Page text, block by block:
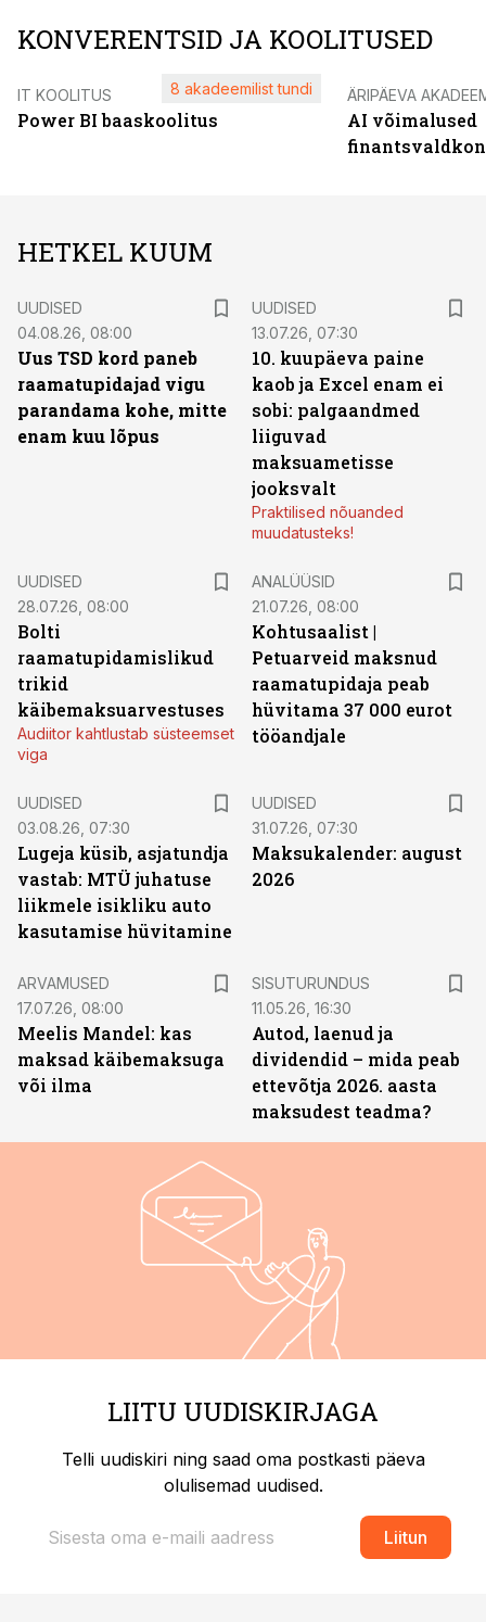
KONVERENTSID JA KOOLITUSED
IT KOOLITUS
Power BI baaskoolitus
8 akadeemilist tundi ÄRIPÄEVA
AI võimalused
HETKEL KUUM
UUDISED
04.08.26, 08:00
Uus TSD kord paneb
raamatupidajad vigu
parandama kohe, mitte
enam kuu lõpus
UUDISED
13.07.26, 07:30
10. kuupäeva paine
kaob ja Excel enam ei
sobi: palgaandmed
liiguvad
maksuametisse
jooksvalt
Praktilised nõuanded
muudatusteks!
UUDISED
28.07.26, 08:00
Bolti
raamatupidamislikud
trikid
käibemaksuarvestuses
Audiitor kahtlustab süsteemset
viga
ANALÜÜSID
21.07.26, 08:00
Kohtusaalist |
Petuarveid maksnud
raamatupidaja peab
hüvitama 37 000 eurot
tööandjale
UUDISED
03.08.26, 07:30
Lugeja küsib, asjatundja
vastab: MTÜ juhatuse
liikmele isikliku auto
kasutamise hüvitamine
UUDISED
31.07.26, 07:30
Maksukalender: august
2026
ARVAMUSED
17.07.26, 08:00
Meelis Mandel: kas
maksad käibemaksuga
või ilma
SISUTURUNDUS
11.05.26, 16:30
Autod, laenud ja
dividendid – mida peab
ettevõtja 2026. aasta
maksudest teadma?
LIITU UUDISKIRJAGA
Telli uudiskiri ning saad oma postkasti päeva
olulisemad uudised.
Liitun